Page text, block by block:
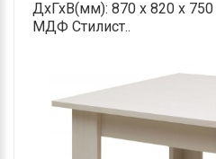
ДхГхВ(мм): 870 х 820 х
МДФ Стилист..